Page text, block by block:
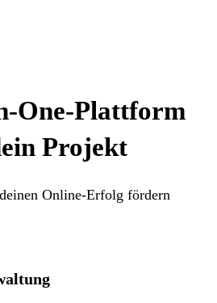
One-Plattform
Projekt
Online-Erfolg fördern